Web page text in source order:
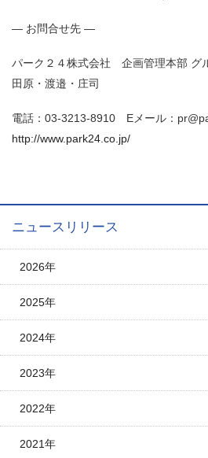
― お問合せ先 ―
パーク２４株式会社 企画管理本部
田原・渡邉・庄司
電話：03-3213-8910 Eメール：
http://www.park24.co.jp/
ニュースリリース
2026年
2025年
2024年
2023年
2022年
2021年